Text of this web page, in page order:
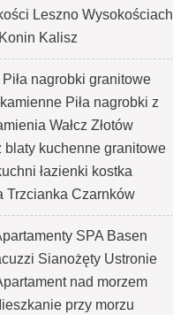
Leszno Wysokościach
Kalisz
nagrobki granitowe
Piła nagrobki z
Wałcz Złotów
blaty kuchenne granitowe
łazienki kostka
Trzcianka Czarnków
SPA Basen
Sianożęty Ustronie
nad morzem
przy morzu